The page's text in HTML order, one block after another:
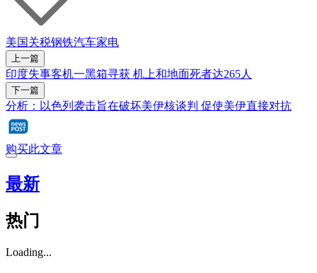
美国关税钢铁汽车家电
上一篇
印度失事客机一黑箱寻获 机上和地面死者达265人
下一篇
分析：以色列袭击旨在破坏美伊核谈判 促使美伊直接对抗
购买此文章
最新
热门
Loading...